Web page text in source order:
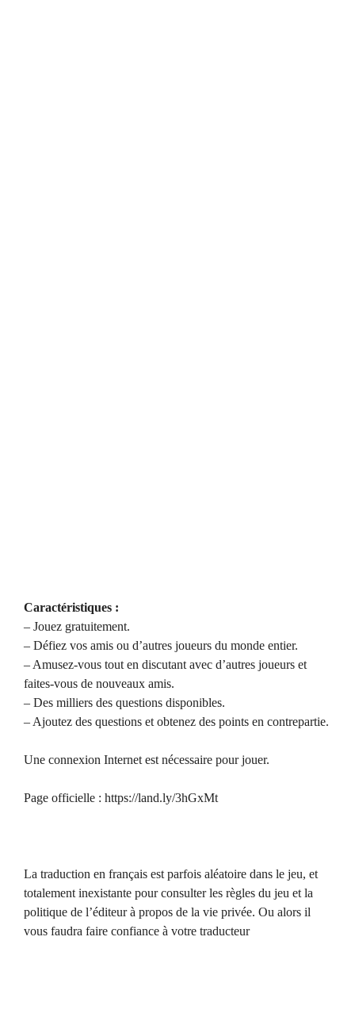
Caractéristiques :
– Jouez gratuitement.
– Défiez vos amis ou d’autres joueurs du monde entier.
– Amusez-vous tout en discutant avec d’autres joueurs et
faites-vous de nouveaux amis.
– Des milliers des questions disponibles.
– Ajoutez des questions et obtenez des points en contrepartie.
Une connexion Internet est nécessaire pour jouer.
Page officielle : https://land.ly/3hGxMt
La traduction en français est parfois aléatoire dans le jeu, et
totalement inexistante pour consulter les règles du jeu et la
politique de l’éditeur à propos de la vie privée. Ou alors il
vous faudra faire confiance à votre traducteur